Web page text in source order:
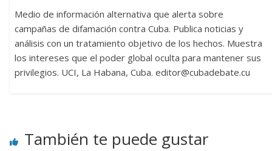
Medio de información alternativa que alerta sobre
campañas de difamación contra Cuba. Publica noticias y
análisis con un tratamiento objetivo de los hechos. Muestra
los intereses que el poder global oculta para mantener sus
privilegios. UCI, La Habana, Cuba. editor@cubadebate.cu
También te puede gustar